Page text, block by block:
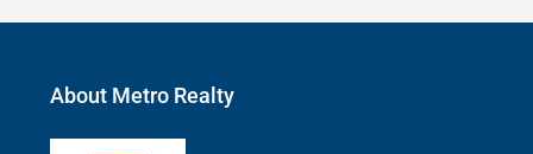
About Metro Realty